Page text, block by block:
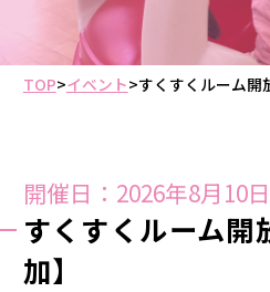
TOP>イベント>すくすくルーム開
開催日：2026年8月10
すくすくルーム開
加】